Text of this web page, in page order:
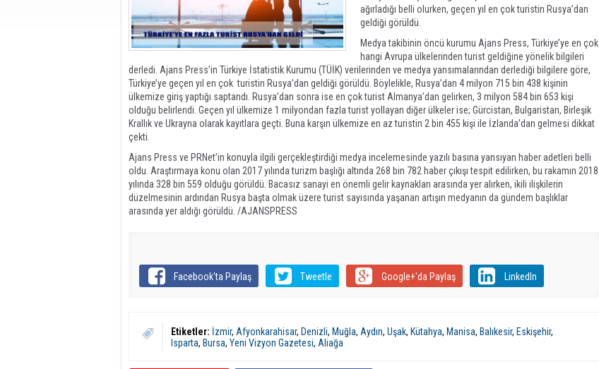
ağırladığı belli olurken, geçen yıl en çok turistin Rusya’dan
geldiği görüldü.
Medya takibinin öncü kurumu Ajans Press, Türkiye’ye en çok
hangi Avrupa ülkelerinden turist geldiğine yönelik bilgileri
derledi. Ajans Press’in Türkiye İstatistik Kurumu (TÜİK) verilerinden ve medya yansımalarından derlediği bilgilere göre,
Türkiye’ye geçen yıl en çok turistin Rusya’dan geldiği görüldü. Böylelikle, Rusya’dan 4 milyon 715 bin 438 kişinin
ülkemize giriş yaptığı saptandı. Rusya’dan sonra ise en çok turist Almanya’dan gelirken, 3 milyon 584 bin 653 kişi
olduğu belirlendi. Geçen yıl ülkemize 1 milyondan fazla turist yollayan diğer ülkeler ise; Gürcistan, Bulgaristan, Birleşik
Krallık ve Ukrayna olarak kayıtlara geçti. Buna karşın ülkemize en az turistin 2 bin 455 kişi ile İzlanda’dan gelmesi dikkat
çekti.
Ajans Press ve PRNet’in konuyla ilgili gerçekleştirdiği medya incelemesinde yazılı basına yansıyan haber adetleri belli
oldu. Araştırmaya konu olan 2017 yılında turizm başlığı altında 268 bin 782 haber çıkışı tespit edilirken, bu rakamın 2018
yılında 328 bin 559 olduğu görüldü. Bacasız sanayi en önemli gelir kaynakları arasında yer alırken, ikili ilişkilerin
düzelmesinin ardından Rusya başta olmak üzere turist sayısında yaşanan artışın medyanın da gündem başlıklar
arasında yer aldığı görüldü. /AJANSPRESS
Facebook'ta Paylaş Tweetle Google+'da Paylaş LinkedIn
Etiketler: İzmir, Afyonkarahisar, Denizli, Muğla, Aydın, Uşak, Kütahya, Manisa, Balıkesir, Eskişehir,
Isparta, Bursa, Yeni Vizyon Gazetesi, Aliağa